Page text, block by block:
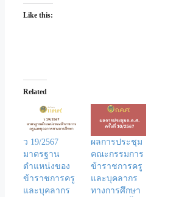
Like this:
Related
ว 19/2567
มาตรฐาน
ตำแหน่งของ
ข้าราชการครู
และบุคลากร
ผลการประชุม
คณะกรรมการ
ข้าราชการครู
และบุคลากร
ทางการศึกษา